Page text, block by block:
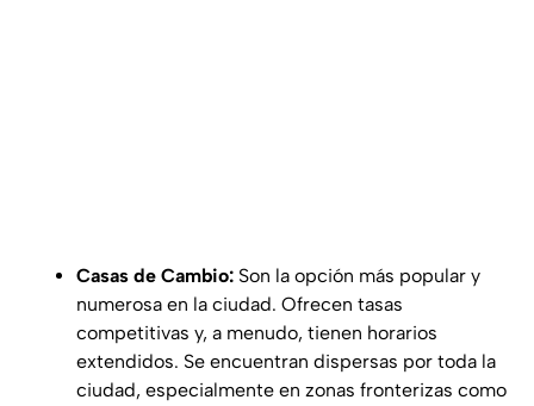
Casas de Cambio: Son la opción más popular y
numerosa en la ciudad. Ofrecen tasas
competitivas y, a menudo, tienen horarios
extendidos. Se encuentran dispersas por toda la
ciudad, especialmente en zonas fronterizas como